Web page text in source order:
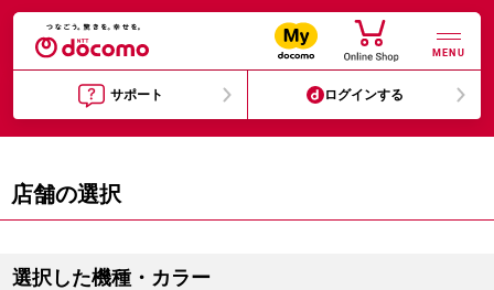
MENU
サポート ログインする
店舗の選択
選択した機種・カラー